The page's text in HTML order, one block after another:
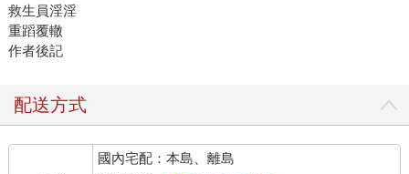
救生員淫淫
重蹈覆轍
作者後記
配送方式
國內宅配：本島、離島